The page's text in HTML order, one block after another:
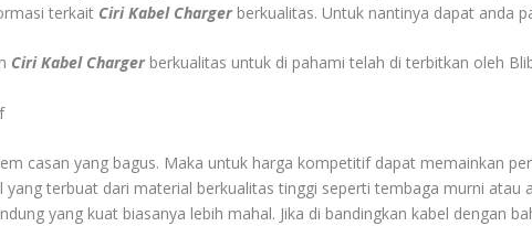
terkait Ciri Kabel Chargerberkualitas. Untuk nantinya dapat anda
Ciri Kabel Chargerberkualitas untuk di pahami telah di terbitkan oleh
casan yang bagus. Maka untuk harga kompetitif dapat memainkan
yang terbuat dari material berkualitas tinggi seperti tembaga murni atau
yang kuat biasanya lebih mahal. Jika di bandingkan kabel dengan